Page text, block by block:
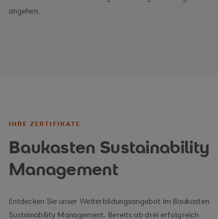
angehen.
IHRE ZERTIFIKATE
Baukasten Sustainability
Management
Entdecken Sie unser Weiterbildungsangebot im Baukasten
Sustainability Management. Bereits ab drei erfolgreich